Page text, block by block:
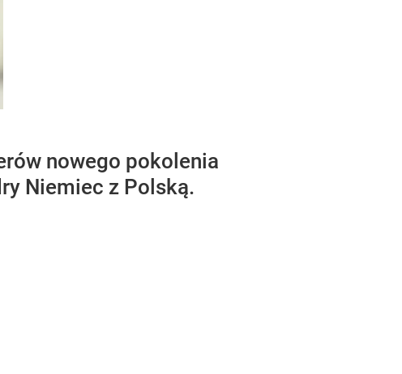
nowego pokolenia
Niemiec z Polską.